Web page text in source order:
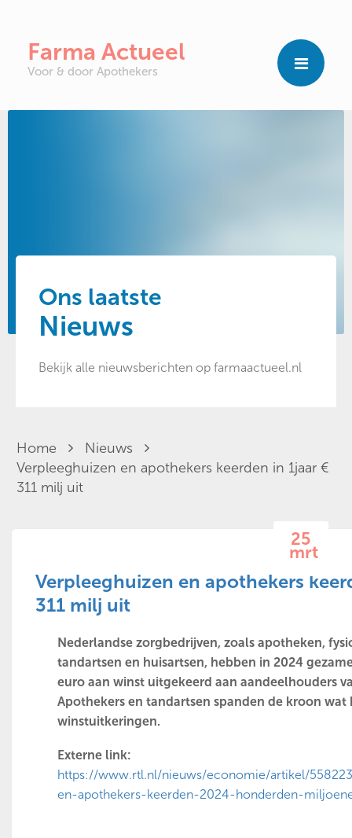
Farma Actueel
Voor & door Apothekers
Ons laatste
Nieuws
Bekijk alle nieuwsberichten op farmaactueel.nl
Home
Nieuws
Verpleeghuizen en apothekers keerden in 1jaar €
311 milj uit
25
mrt
Verpleeghuizen en apothekers
311 milj uit
Nederlandse zorgbedrijven, zoals apotheken,
tandartsen en huisartsen, hebben in 2024
euro aan winst uitgekeerd aan aandeelhouders
Apothekers en tandartsen spanden de kroon wat
winstuitkeringen.
Externe link:
https://www.rtl.nl/nieuws/economie/artikel/
en-apothekers-keerden-2024-honderden-